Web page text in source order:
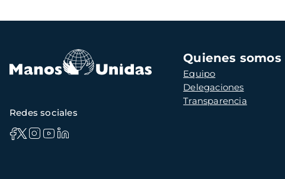
Navegación
principal
Quienes somos
Equipo
Delegaciones
Transparencia
Redes sociales